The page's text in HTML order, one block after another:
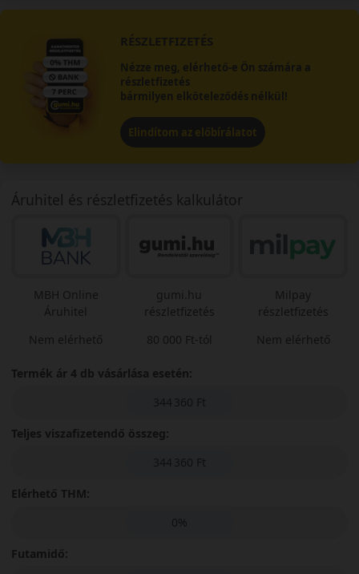
RÉSZLETFIZETÉS
Nézze meg, elérhető-e Ön számára a
részletfizetés
bármilyen elköteleződés nélkül!
Elindítom az előbírálatot
Áruhitel és részletfizetés kalkulátor
MBH Online
Áruhitel
Nem elérhető
gumi.hu
részletfizetés
80 000 Ft-tól
Milpay
részletfizetés
Nem elérhető
Termék ár 4 db vásárlása esetén:
344 360 Ft
Teljes viszafizetendő összeg:
344 360 Ft
Elérhető THM:
0%
Futamidő: